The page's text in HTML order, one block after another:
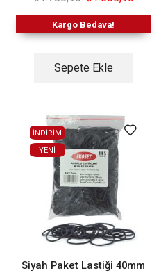
Kargo Bedava!
Sepete Ekle
İNDİRİM
YENI
Siyah Paket Lastiği 40mm